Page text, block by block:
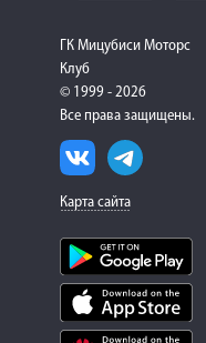
ГК Мицубиси Моторс
Клуб
© 1999 - 2026
Все права защищены.
Карта сайта